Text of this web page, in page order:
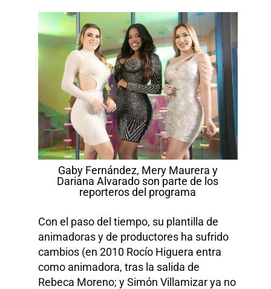
Gaby Fernández, Mery Maurera y
Dariana Alvarado son parte de los
reporteros del programa
Con el paso del tiempo, su plantilla de
animadoras y de productores ha sufrido
cambios (en 2010 Rocío Higuera entra
como animadora, tras la salida de
Rebeca Moreno; y Simón Villamizar ya no